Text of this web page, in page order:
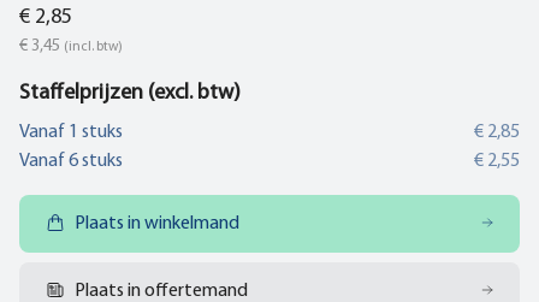
€ 2,85
€ 3,45 (incl. btw)
Staffelprijzen (excl. btw)
Vanaf 1 stuks
€ 2,85
Vanaf 6stuks € 2,55
Plaats in winkelmand
Plaats in offertemand